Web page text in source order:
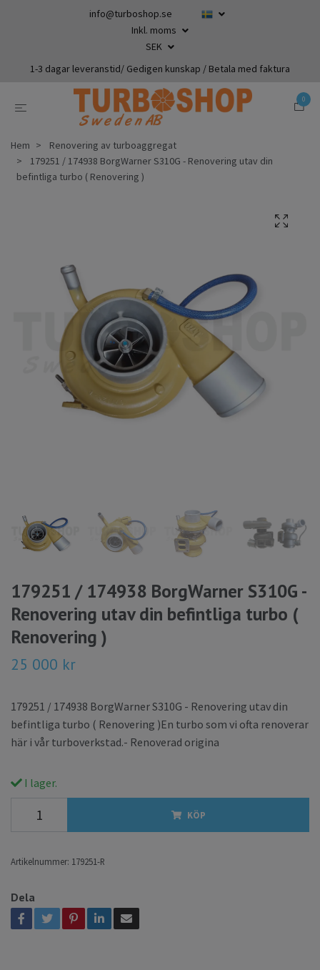
info@turboshop.se
Inkl. moms
SEK
1-3 dagar leveranstid/ Gedigen kunskap / Betala med faktura
0
Hem
Renovering av turboaggregat
179251 / 174938 BorgWarner S310G - Renovering utav din
befintliga turbo ( Renovering )
179251 / 174938 BorgWarner S310G -
Renovering utav din befintliga turbo (
Renovering )
25 000 kr
179251 / 174938 BorgWarner S310G - Renovering utav din
befintliga turbo ( Renovering )En turbo som vi ofta renoverar
här i vår turboverkstad.- Renoverad origina
I lager.
KÖP
Artikelnummer: 179251-R
Dela